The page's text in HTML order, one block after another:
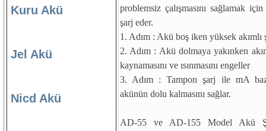
Kuru Akü
Jel Akü
Nicd Akü
problemsiz çalışmasını sağlamak
şarj eder.
1. Adım : Akü boş iken yüksek akımlı
2. Adım : Akü dolmaya yakınken
kaynamasını ve ısınmasını engeller
3. Adım : Tampon şarj ile mA
akünün dolu kalmasını sağlar.
AD-55 ve AD-155 Model Akü